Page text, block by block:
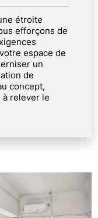
étroite
efforçons de
espace de
un
de
concept,
relever le